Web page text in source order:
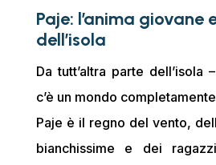
Paje: l’anima giovane
dell’isola
Da tutt’altra parte dell’isola
c’è un mondo
Paje è il regno del vento,
bianchissime e dei